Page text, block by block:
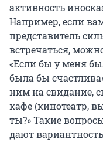
активность
Например, если
представитель
встречаться,
«Если бы у меня
была бы
ним на свидание,
кафе (кинотеатр,
ты?» Такие
дают